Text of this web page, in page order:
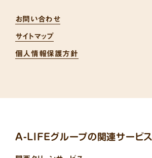
お問い合わせ
サイトマップ
個人情報保護方針
A-LIFEグループの関連サービス